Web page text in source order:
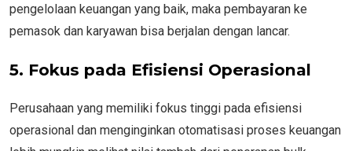
pengelolaan keuangan yang baik, maka pembayaran ke
pemasok dan karyawan bisa berjalan dengan lancar.
5. Fokus pada Efisiensi Operasional
Perusahaan yang memiliki fokus tinggi pada efisiensi
operasional dan menginginkan otomatisasi proses keuangan